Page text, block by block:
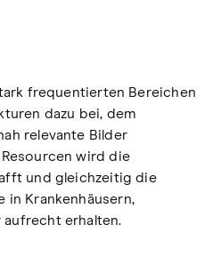
frequentierten Bereichen
dazu bei, dem
relevante Bilder
wird die
und gleichzeitig die
in Krankenhäusern,
erhalten.